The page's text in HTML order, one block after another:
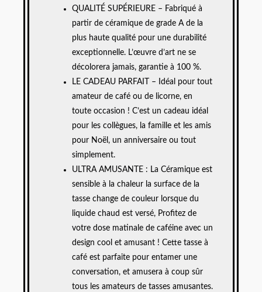
QUALITÉ SUPÉRIEURE – Fabriqué à
partir de céramique de grade A de la
plus haute qualité pour une durabilité
exceptionnelle. L’œuvre d’art ne se
décolorera jamais, garantie à 100 %.
LE CADEAU PARFAIT – Idéal pour tout
amateur de café ou de licorne, en
toute occasion ! C’est un cadeau idéal
pour les collègues, la famille et les amis
pour Noël, un anniversaire ou tout
simplement.
ULTRA AMUSANTE : La Céramique est
sensible à la chaleur la surface de la
tasse change de couleur lorsque du
liquide chaud est versé, Profitez de
votre dose matinale de caféine avec un
design cool et amusant ! Cette tasse à
café est parfaite pour entamer une
conversation, et amusera à coup sûr
tous les amateurs de tasses amusantes.